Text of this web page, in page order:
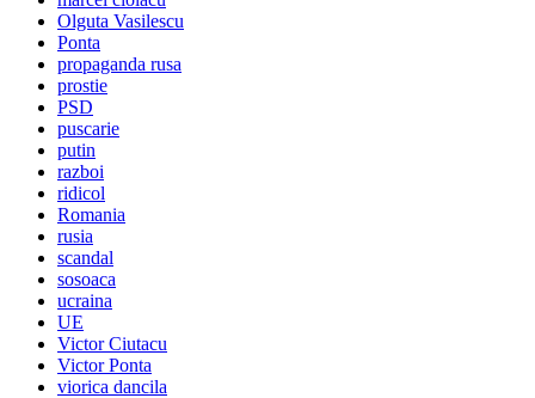
Olguta Vasilescu
Ponta
propaganda rusa
prostie
PSD
puscarie
putin
razboi
ridicol
Romania
rusia
scandal
sosoaca
ucraina
UE
Victor Ciutacu
Victor Ponta
viorica dancila